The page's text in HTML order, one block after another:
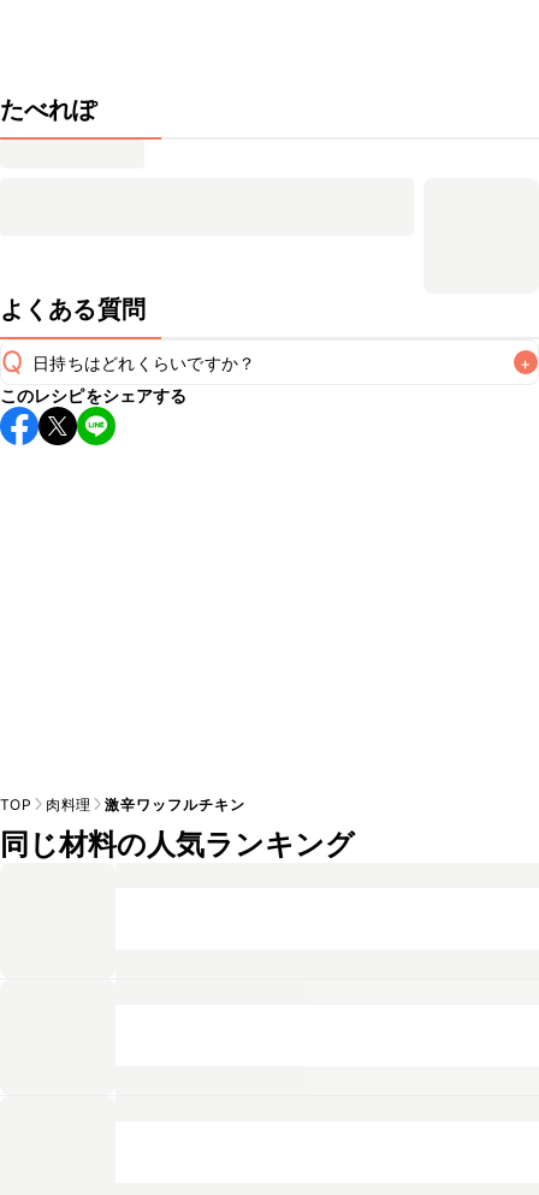
たべれぽ
よくある質問
Q 日持ちはどれくらいですか？ +
保存期間は冷蔵で当日中が目安です。なるべくお早めにお召
し上がりください。
このレシピをシェアする
TOP 肉料理 激辛ワッフルチキン
同じ材料の人気ランキング